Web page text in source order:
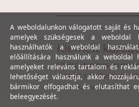
Kiemelt
Utolsó darabos
Gewiss
Csövek, csatornák
A weboldalunkon válogatott saját és
amelyek szükségesek a weboldal
használhatók a weboldal
előállítására használunk a
amelyeket releváns tartalom és
lehetőséget választja, akkor
bármikor elfogadhat és elutasíthat
beleegyezését.